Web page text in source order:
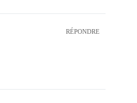
RÉPONDRE